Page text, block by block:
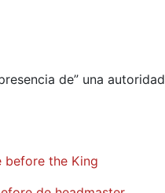
de” una
the King